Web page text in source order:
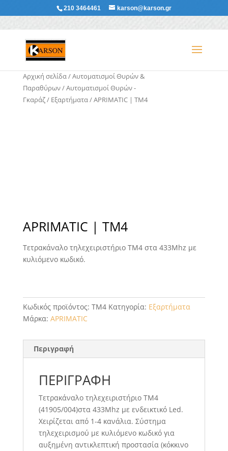
210 3464461 karson@karson.gr
Αρχική σελίδα/Αυτοματισμοί Θυρών &
Παραθύρων/Αυτοματισμοί Θυρών -
Γκαράζ/ Εξαρτήματα/ APRIMATIC | TM4
APRIMATIC | TM4
Τετρακάναλο τηλεχειριστήριο TM4 στα 433Mhz με
κυλιόμενο κωδικό.
Κωδικός προϊόντος: TM4 Κατηγορία: Εξαρτήματα
Μάρκα: APRIMATIC
Περιγραφή
ΠΕΡΙΓΡΑΦΉ
Τετρακάναλο τηλεχειριστήριο TM4
(41905/004)στα 433Mhz με ενδεικτικό Led.
Xειρίζεται από 1-4 κανάλια. Σύστημα
τηλεχειρισμού με κυλιόμενο κωδικό για
αυξημένη αντικλεπτική προστασία (κόκκινο